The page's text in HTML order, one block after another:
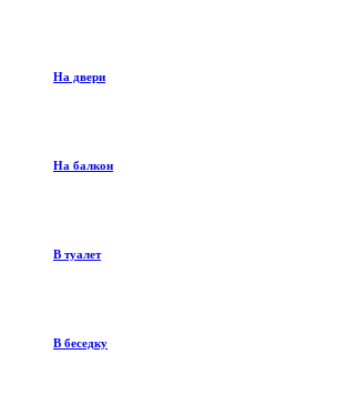
На двери
На балкон
В туалет
В беседку